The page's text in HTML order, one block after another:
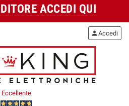
ACCEDI QUI
Eccellente
personAccedi